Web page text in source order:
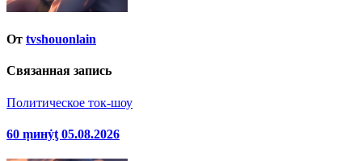
От tvshouonlain
Связанная запись
Политическое ток-шоу
60 ṃинẏƫ 05.08.2026